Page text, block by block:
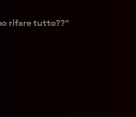
rifare tutto??"